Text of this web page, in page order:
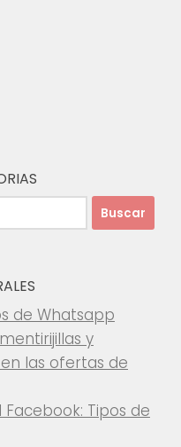
de Whatsapp
y
las ofertas de
Facebook: Tipos de